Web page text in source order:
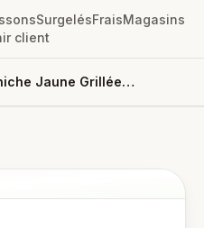
SurgelésFraisMagasins
client
Pois Chiche Jaune Grillées 300g Suntat